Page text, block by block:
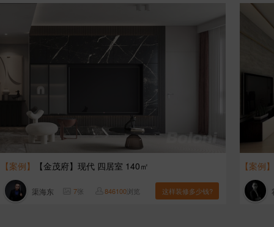
【案例】 【金茂府】现代 四居室 140㎡
渠海东 7张 846100浏览 这样装修多少钱?
【案例】